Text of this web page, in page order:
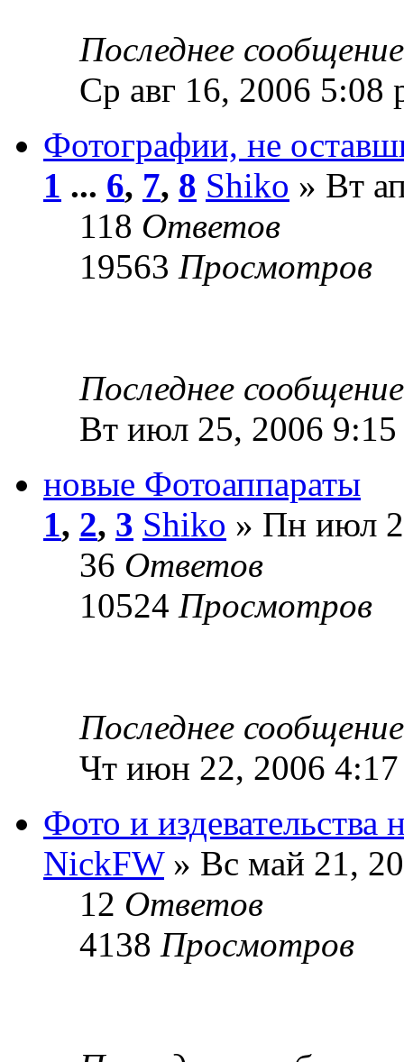
Последнее
Ср авг 16, 2006 5:08
Фотографии, не
1 ... 6, 7, 8 Shiko » Вт
118 Ответов
19563 Просмотров
Последнее
Вт июл 25, 2006 9:15
новые Фотоаппараты
1, 2, 3 Shiko » Пн июл
36 Ответов
10524 Просмотров
Последнее
Чт июн 22, 2006
Фото и
NickFW» Вс май 21,
12 Ответов
4138 Просмотров